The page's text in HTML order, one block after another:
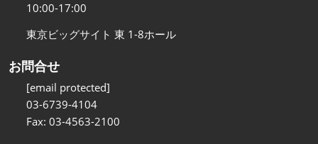
10:00-17:00
東京ビッグサイト 東 1-8ホール
お問合せ
[email protected]
03-6739-4104
Fax: 03-4563-2100